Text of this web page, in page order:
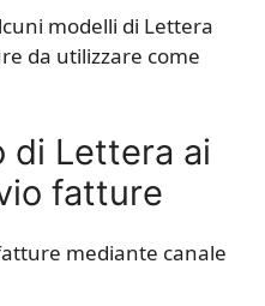
modelli di Lettera
da utilizzare come
di Lettera ai
fatture
mediante canale